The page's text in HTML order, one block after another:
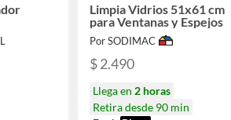
Limpia Vidrios 51x61 cm
para Ventanas y Espejos
Por SODIMAC
$ 2.490
Llega en 2 horas
Retira desde 90 min